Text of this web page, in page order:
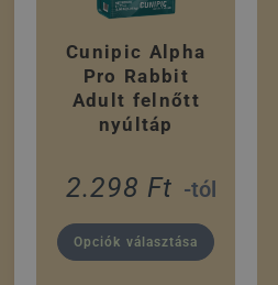
Cunipic Alpha
Pro Rabbit
Adult felnőtt
nyúltáp
2.298 Ft -tól
Opciók választása